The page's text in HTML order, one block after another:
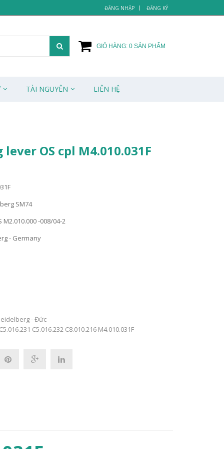
ĐĂNG NHẬP ĐĂNG KÝ
GIỎ HÀNG: 0 SẢN PHẨM
TÀI NGUYÊN LIÊN HỆ
OS cpl M4.010.031F
SM74
M2.010.000 -008/04-2
- Germany
- Đức
C5.016.231 C5.016.232 C8.010.216 M4.010.031F